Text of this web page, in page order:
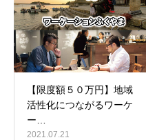
【限度額５０万円】地域
活性化につながるワーケ
ー…
2021.07.21